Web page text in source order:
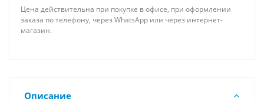
Цена действительна при покупке в офисе, при оформлении
заказа по телефону, через WhatsApp или через интернет-
магазин.
Описание